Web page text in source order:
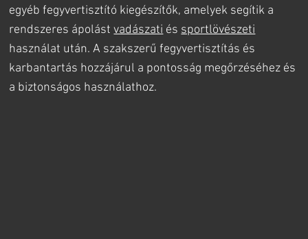
egyéb fegyvertisztító kiegészítők, amelyek segítik a
rendszeres ápolástvadászatiéssportlövészeti
használat után. A szakszerű fegyvertisztítás és
karbantartás hozzájárul a pontosság megőrzéséhez és
a biztonságos használathoz.